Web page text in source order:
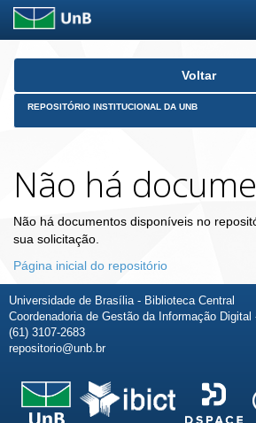
Skip
Voltar
REPOSITÓRIO INSTITUCIONAL DA UNB
Não há
Não há documentos disponíveis no
sua solicitação.
Página inicial do repositório
Universidade de Brasília - Biblioteca Central
Coordenadoria de Gestão da Informação Digital
(61) 3107-2683
repositorio@unb.br